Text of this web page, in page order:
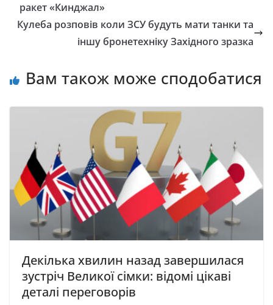
ракет «Кинджал»
Кулеба розповів коли ЗСУ будуть мати танки та
іншу бронетехніку Західного зразка
Вам також може сподобатися
Декілька хвилин назад завершилася
зустріч Великої сімки: відомі цікаві
деталі переговорів